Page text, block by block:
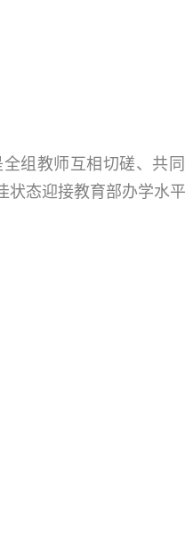
组教师互相切磋、共
态迎接教育部办学水平